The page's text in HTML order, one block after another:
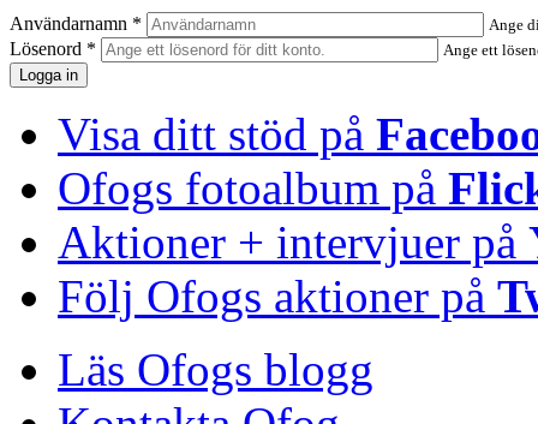
Användarnamn * Ange
Lösenord * Ange ett
Visa ditt stöd på
Ofogs fotoalbum på
Aktioner + intervjuer på
Följ Ofogs aktioner på
Läs Ofogs blogg